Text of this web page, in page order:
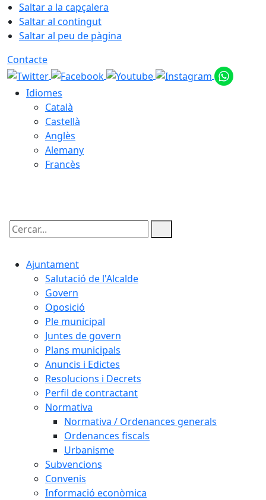
Saltar a la capçalera
Saltar al contingut
Saltar al peu de pàgina
Contacte
Idiomes
Català
Castellà
Anglès
Alemany
Francès
Cercar:
Ajuntament
Salutació de l'Alcalde
Govern
Oposició
Ple municipal
Juntes de govern
Plans municipals
Anuncis i Edictes
Resolucions i Decrets
Perfil de contractant
Normativa
Normativa / Ordenances generals
Ordenances fiscals
Urbanisme
Subvencions
Convenis
Informació econòmica